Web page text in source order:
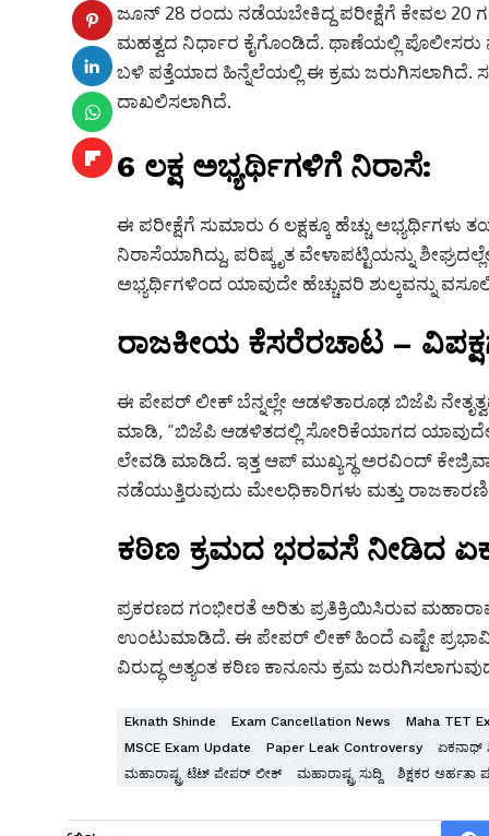
ಜೂನ್ 28 ರಂದು ನಡೆಯಬೇಕಿದ್ದ ಪರೀಕ್ಷೆಗೆ ಕೇವಲ 20
ಮಹತ್ವದ ನಿರ್ಧಾರ ಕೈಗೊಂಡಿದೆ. ಥಾಣೆಯಲ್ಲಿ ಪೊಲೀಸರು
ಬಳಿ ಪತ್ತೆಯಾದ ಹಿನ್ನೆಲೆಯಲ್ಲಿ ಈ ಕ್ರಮ ಜರುಗಿಸಲಾಗಿದೆ.
ದಾಖಲಿಸಲಾಗಿದೆ.
6 ಲಕ್ಷ ಅಭ್ಯರ್ಥಿಗಳಿಗೆ ನಿರಾಸೆ:
ಈ ಪರೀಕ್ಷೆಗೆ ಸುಮಾರು 6 ಲಕ್ಷಕ್ಕೂ ಹೆಚ್ಚು
ನಿರಾಸೆಯಾಗಿದ್ದು, ಪರಿಷ್ಕೃತ ವೇಳಾಪಟ್ಟಿಯನ್ನು
ಅಭ್ಯರ್ಥಿಗಳಿಂದ ಯಾವುದೇ ಹೆಚ್ಚುವರಿ ಶುಲ್ಕವನ್ನು
ರಾಜಕೀಯ ಕೆಸರೆರಚಾಟ –
ಈ ಪೇಪರ್ ಲೀಕ್ ಬೆನ್ನಲ್ಲೇ ಆಡಳಿತಾರೂಢ ಬಿಜೆಪಿ
ಮಾಡಿ, “ಬಿಜೆಪಿ ಆಡಳಿತದಲ್ಲಿ ಸೋರಿಕೆಯಾಗದ ಯಾವುದೇ
ಲೇವಡಿ ಮಾಡಿದೆ. ಇತ್ತ ಆಪ್ ಮುಖ್ಯಸ್ಥ ಅರವಿಂದ್
ನಡೆಯುತ್ತಿರುವುದು ಮೇಲಧಿಕಾರಿಗಳು ಮತ್ತು
ಕಠಿಣ ಕ್ರಮದ ಭರವಸೆ ನೀಡಿದ
ಪ್ರಕರಣದ ಗಂಭೀರತೆ ಅರಿತು ಪ್ರತಿಕ್ರಿಯಿಸಿರುವ
ಉಂಟುಮಾಡಿದೆ. ಈ ಪೇಪರ್ ಲೀಕ್ ಹಿಂದೆ ಎಷ್ಟೇ ಪ್ರಭಾವಿ
ವಿರುದ್ಧ ಅತ್ಯಂತ ಕಠಿಣ ಕಾನೂನು ಕ್ರಮ
Eknath Shinde Exam Cancellation News Maha TET
MSCE Exam Update
Paper Leak Controversy ಏಕನಾಥ್
ಮಹಾರಾಷ್ಟ್ರ ಟೆಟ್ ಪೇಪರ್ ಲೀಕ್
ಮಹಾರಾಷ್ಟ್ರ ಸುದ್ದಿ ಶಿಕ್ಷಕರ ಅರ್ಹತಾ